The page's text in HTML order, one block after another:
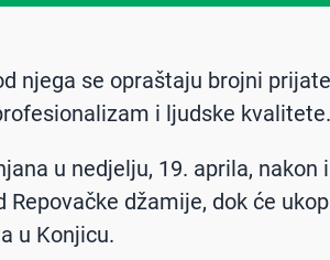
njega se opraštaju brojni
i ljudske kvalitete.
u nedjelju, 19. aprila, nakon
Repovačke džamije, dok će
u Konjicu.